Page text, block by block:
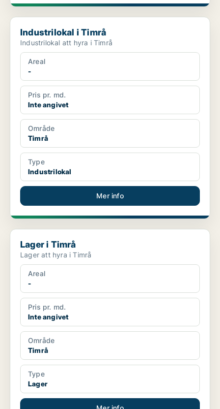
Industrilokal i Timrå
Industrilokal i Timrå
Industrilokal att hyra i Timrå
Areal
-
Pris pr. md.
Inte angivet
Område
Timrå
Type
Industrilokal
Mer info
Lager i Timrå
Lager i Timrå
Lager att hyra i Timrå
Areal
-
Pris pr. md.
Inte angivet
Område
Timrå
Type
Lager